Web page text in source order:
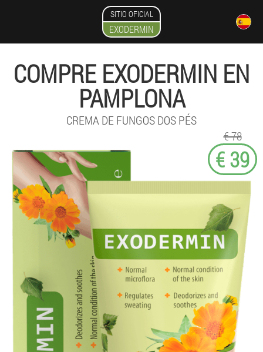
SITIO OFICIAL
EXODERMIN
COMPRE EXODERMIN EN
PAMPLONA
CREMA DE FUNGOS DOS PÉS
€ 78
€ 39